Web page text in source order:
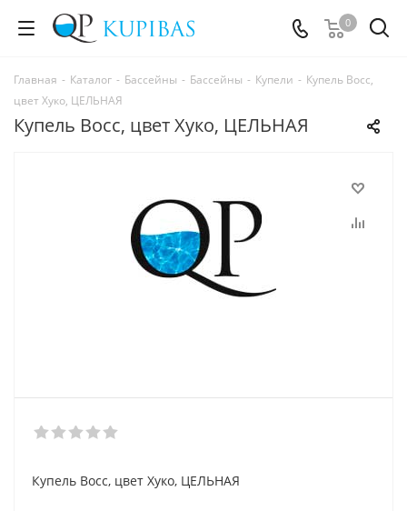
0
Главная - Каталог - Бассейны - Бассейны - Купели - Купель Восс,
цвет Хуко, ЦЕЛЬНАЯ
Купель Восс, цвет Хуко, ЦЕЛЬНАЯ
Купель Восс, цвет Хуко, ЦЕЛЬНАЯ